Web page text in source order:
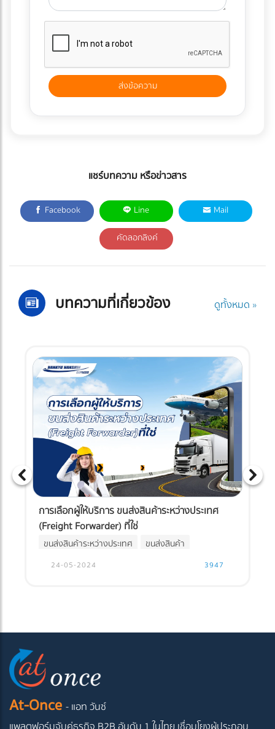
แชร์บทความ หรือข่าวสาร
Facebook Line Mail
คัดลอกลิงค์
บทความที่เกี่ยวข้อง ดูทั้งหมด »
การเลือกผู้ให้บริการ ขนส่งสินค้าระหว่างประเทศ
(Freight Forwarder) ที่ใช่
ขนส่งสินค้าระหว่างประเทศ
ขนส่งสินค้า
FREIGHT FORWARDER
24-05-2024 3947
At-Once - แอท วันซ์